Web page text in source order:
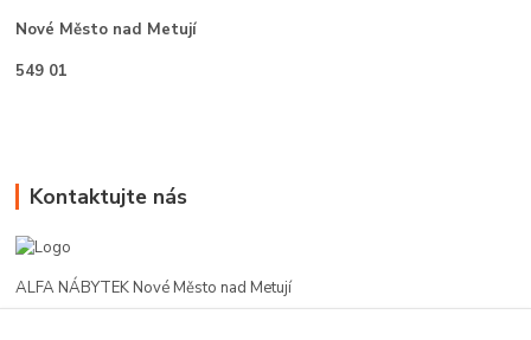
Nové Město nad Metují
549 01
Kontaktujte nás
ALFA NÁBYTEK Nové Město nad Metují